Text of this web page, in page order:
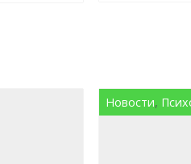
Новости,